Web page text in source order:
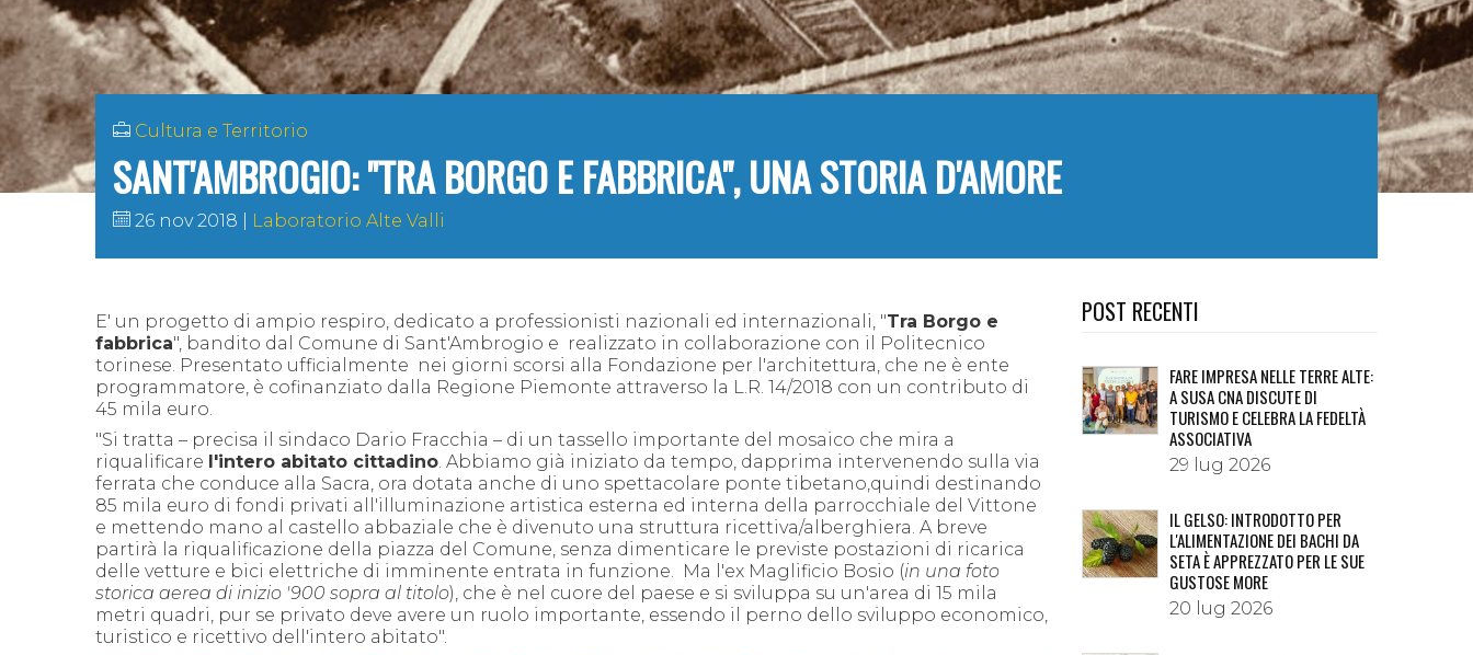
Cultura e Territorio
SANT'AMBROGIO: "TRA BORGO E FABBRICA", UNA STORIA D'AMORE
26 nov 2018 Laboratorio Alte Valli
E' un progetto di ampio respiro, dedicato a professionisti nazionali ed internazionali, "Tra Borgo e
fabbrica", bandito dal Comune di Sant'Ambrogio e realizzato in collaborazione con il Politecnico
torinese. Presentato ufficialmente nei giorni scorsi alla Fondazione per l'architettura, che ne è ente
programmatore, è cofinanziato dalla Regione Piemonte attraverso la L.R. 14/2018 con un contributo di
45 mila euro.
"Si tratta – precisa il sindaco Dario Fracchia – di un tassello importante del mosaico che mira a
riqualificare l'intero abitato cittadino. Abbiamo già iniziato da tempo, dapprima intervenendo sulla via
ferrata che conduce alla Sacra, ora dotata anche di uno spettacolare ponte tibetano,quindi destinando
85 mila euro di fondi privati all'illuminazione artistica esterna ed interna della parrocchiale del Vittone
e mettendo mano al castello abbaziale che è divenuto una struttura ricettiva/alberghiera. A breve
partirà la riqualificazione della piazza del Comune, senza dimenticare le previste postazioni di ricarica
delle vetture e bici elettriche di imminente entrata in funzione. Ma l'ex Maglificio Bosio (in una foto
storica aerea di inizio '900 sopra al titolo), che è nel cuore del paese e si sviluppa su un'area di 15 mila
metri quadri, pur se privato deve avere un ruolo importante, essendo il perno dello sviluppo economico,
turistico e ricettivo dell'intero abitato".
POST RECENTI
FARE IMPRESA NELLE TERRE ALTE:
A SUSA CNA DISCUTE DI
TURISMO E CELEBRA LA FEDELTÀ
ASSOCIATIVA
29 lug 2026
IL GELSO: INTRODOTTO PER
L'ALIMENTAZIONE DEI BACHI DA
SETA È APPREZZATO PER LE SUE
GUSTOSE MORE
20 lug 2026